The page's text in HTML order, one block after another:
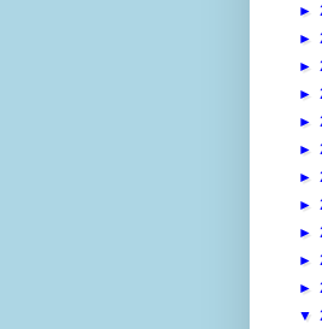
►
►
►
►
►
►
►
►
►
►
►
▼